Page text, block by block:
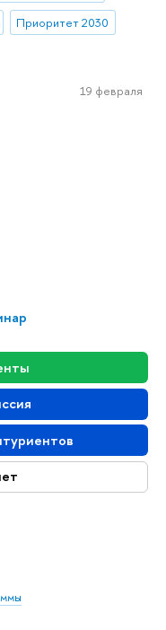
Приоритет 2030
19 февраля